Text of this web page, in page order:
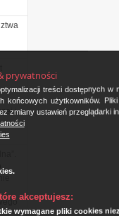
prywatności
treści dostępnych
końcowych użytkowników.
zmiany ustawień przeglądarki
akceptujesz:
wymagane pliki cookies
i